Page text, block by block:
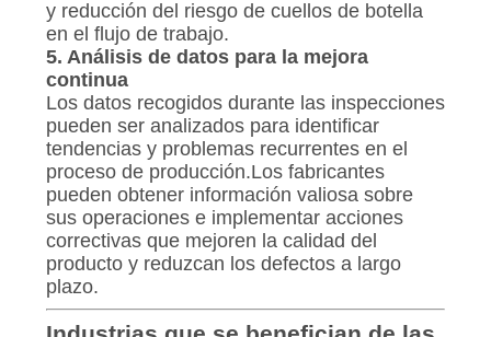
y reducción del riesgo de cuellos de botella
en el flujo de trabajo.
5. Análisis de datos para la mejora
continua
Los datos recogidos durante las inspecciones
pueden ser analizados para identificar
tendencias y problemas recurrentes en el
proceso de producción.Los fabricantes
pueden obtener información valiosa sobre
sus operaciones e implementar acciones
correctivas que mejoren la calidad del
producto y reduzcan los defectos a largo
plazo.